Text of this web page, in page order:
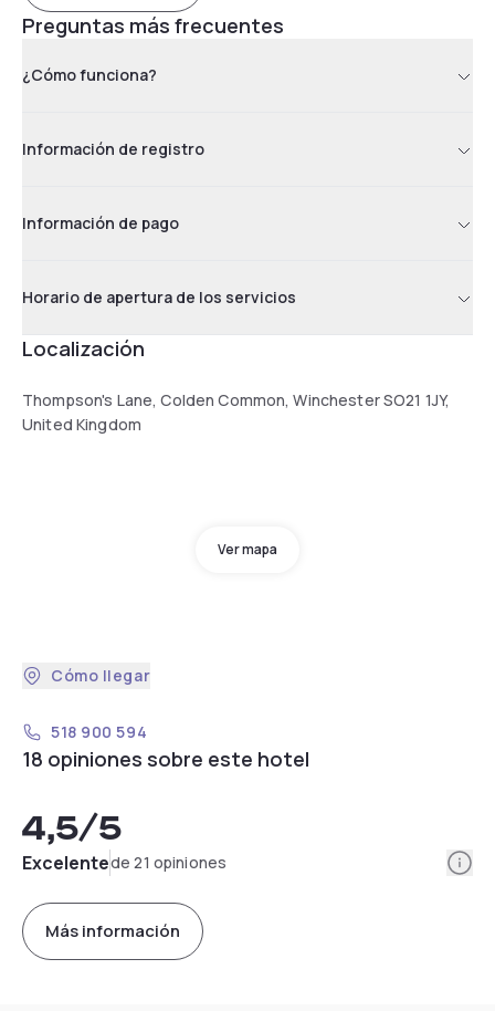
Preguntas más frecuentes
¿Cómo funciona?
Información de registro
Información de pago
Horario de apertura de los servicios
Localización
Thompson's Lane, Colden Common, Winchester SO21 1JY,
United Kingdom
Ver mapa
Cómo llegar
518 900 594
18 opiniones sobre este hotel
4,5/5
Excelentede 21 opiniones
Más información